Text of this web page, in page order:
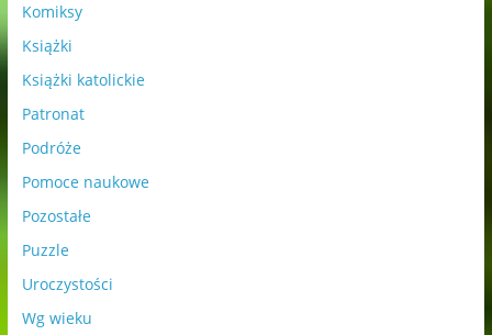
Komiksy
Książki
Książki katolickie
Patronat
Podróże
Pomoce naukowe
Pozostałe
Puzzle
Uroczystości
Wg wieku